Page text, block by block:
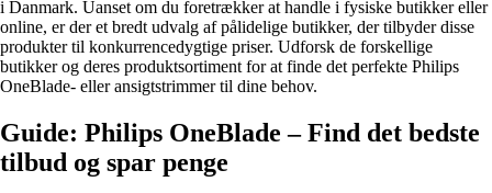
i Danmark. Uanset om du foretrækker at handle i fysiske butikker eller
online, er der et bredt udvalg af pålidelige butikker, der tilbyder disse
produkter til konkurrencedygtige priser. Udforsk de forskellige
butikker og deres produktsortiment for at finde det perfekte Philips
OneBlade- eller ansigtstrimmer til dine behov.
Guide: Philips OneBlade – Find det bedste
tilbud og spar penge